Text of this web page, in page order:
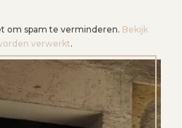
om spam te verminderen. Bekijk
verwerkt.